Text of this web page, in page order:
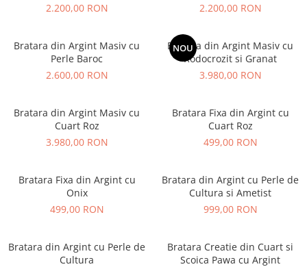
2.200,00 RON
2.200,00 RON
Bratara din Argint Masiv cu
Perle Baroc
2.600,00 RON
NOU
Bratara din Argint Masiv cu
Rodocrozit si Granat
3.980,00 RON
Bratara din Argint Masiv cu
Cuart Roz
3.980,00 RON
Bratara Fixa din Argint cu
Cuart Roz
499,00 RON
Bratara Fixa din Argint cu
Onix
499,00 RON
Bratara din Argint cu Perle de
Cultura si Ametist
999,00 RON
Bratara din Argint cu Perle de
Cultura
Bratara Creatie din Cuart si
Scoica Pawa cu Argint